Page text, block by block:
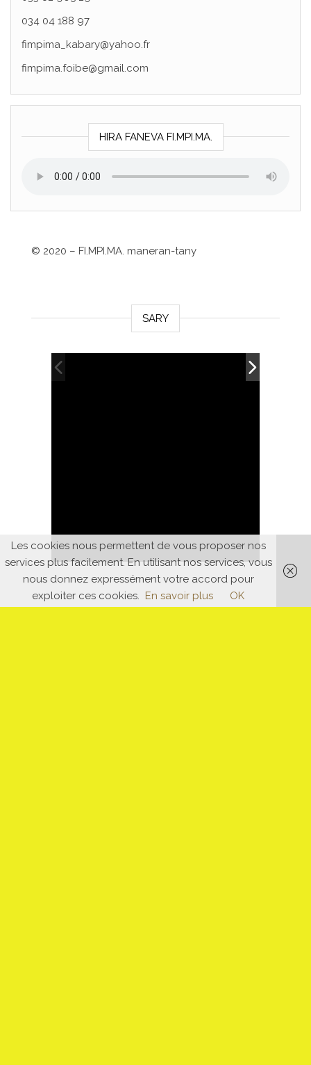
034 04 188 97
fimpima_kabary@yahoo.fr
fimpima.foibe@gmail.com
HIRA FANEVA FI.MPI.MA.
© 2020 – FI.MPI.MA. maneran-tany
SARY
Les cookies nous permettent de vous proposer nos
services plus facilement. En utilisant nos services, vous
nous donnez expressément votre accord pour
exploiter ces cookies. En savoir plus OK